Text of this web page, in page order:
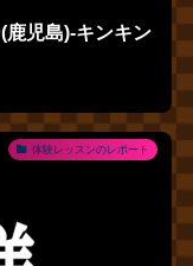
児島)‐キンキン
体験レッスンのレポート